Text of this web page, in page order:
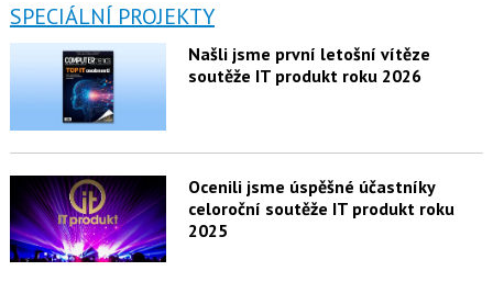
SPECIÁLNÍ PROJEKTY
Našli jsme první letošní vítěze
soutěže IT produkt roku 2026
Ocenili jsme úspěšné účastníky
celoroční soutěže IT produkt roku
2025